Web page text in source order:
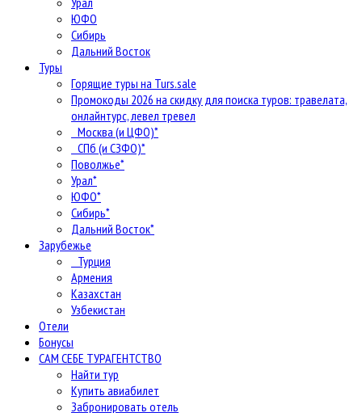
ЮФО
Сибирь
Дальний Восток
Туры
Горящие туры на Turs.sale
Промокоды 2026 на скидку для поиска туров: травелата,
онлайнтурс, левел тревел
Москва (и ЦФО)*
СПб (и СЗФО)*
Поволжье*
Урал*
ЮФО*
Сибирь*
Дальний Восток*
Зарубежье
Турция
Армения
Казахстан
Узбекистан
Отели
Бонусы
САМ СЕБЕ ТУРАГЕНТСТВО
Найти тур
Купить авиабилет
Забронировать отель